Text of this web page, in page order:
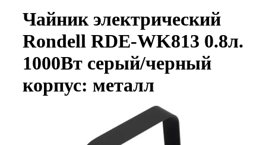
Чайник электрический
Rondell RDE-WK813 0.8л.
1000Вт серый/черный
корпус: металл